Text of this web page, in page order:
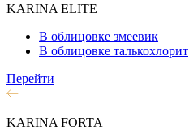
KARINA ELITE
В облицовке змеевик
В облицовке талькохлорит
Перейти
KARINA FORTA